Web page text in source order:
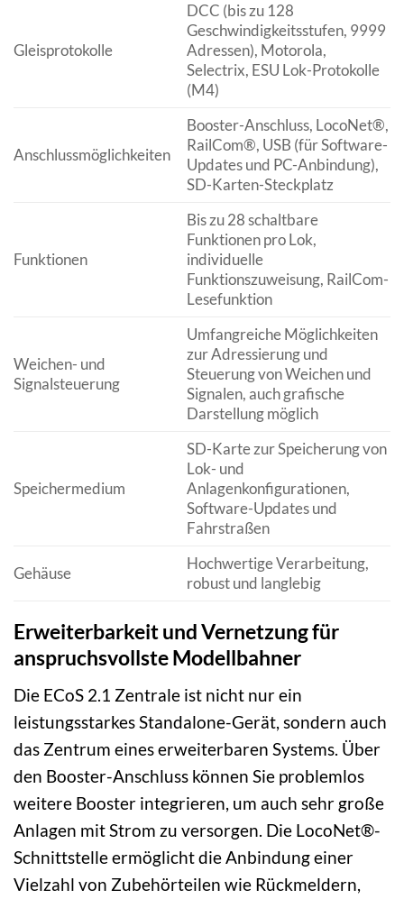
Gleisprotokolle
DCC (bis zu 128
Geschwindigkeitsstufen, 9999
Adressen), Motorola,
Selectrix, ESU Lok-Protokolle
(M4)
Anschlussmöglichkeiten
Booster-Anschluss, LocoNet®,
RailCom®, USB (für Software-
Updates und PC-Anbindung),
SD-Karten-Steckplatz
Funktionen
Bis zu 28 schaltbare
Funktionen pro Lok,
individuelle
Funktionszuweisung, RailCom-
Lesefunktion
Weichen- und
Signalsteuerung
Umfangreiche Möglichkeiten
zur Adressierung und
Steuerung von Weichen und
Signalen, auch grafische
Darstellung möglich
Speichermedium
SD-Karte zur Speicherung von
Lok- und
Anlagenkonfigurationen,
Software-Updates und
Fahrstraßen
Gehäuse
Hochwertige Verarbeitung,
robust und langlebig
Erweiterbarkeit und Vernetzung für
anspruchsvollste Modellbahner
Die ECoS 2.1 Zentrale ist nicht nur ein
leistungsstarkes Standalone-Gerät, sondern auch
das Zentrum eines erweiterbaren Systems. Über
den Booster-Anschluss können Sie problemlos
weitere Booster integrieren, um auch sehr große
Anlagen mit Strom zu versorgen. Die LocoNet®-
Schnittstelle ermöglicht die Anbindung einer
Vielzahl von Zubehörteilen wie Rückmeldern,